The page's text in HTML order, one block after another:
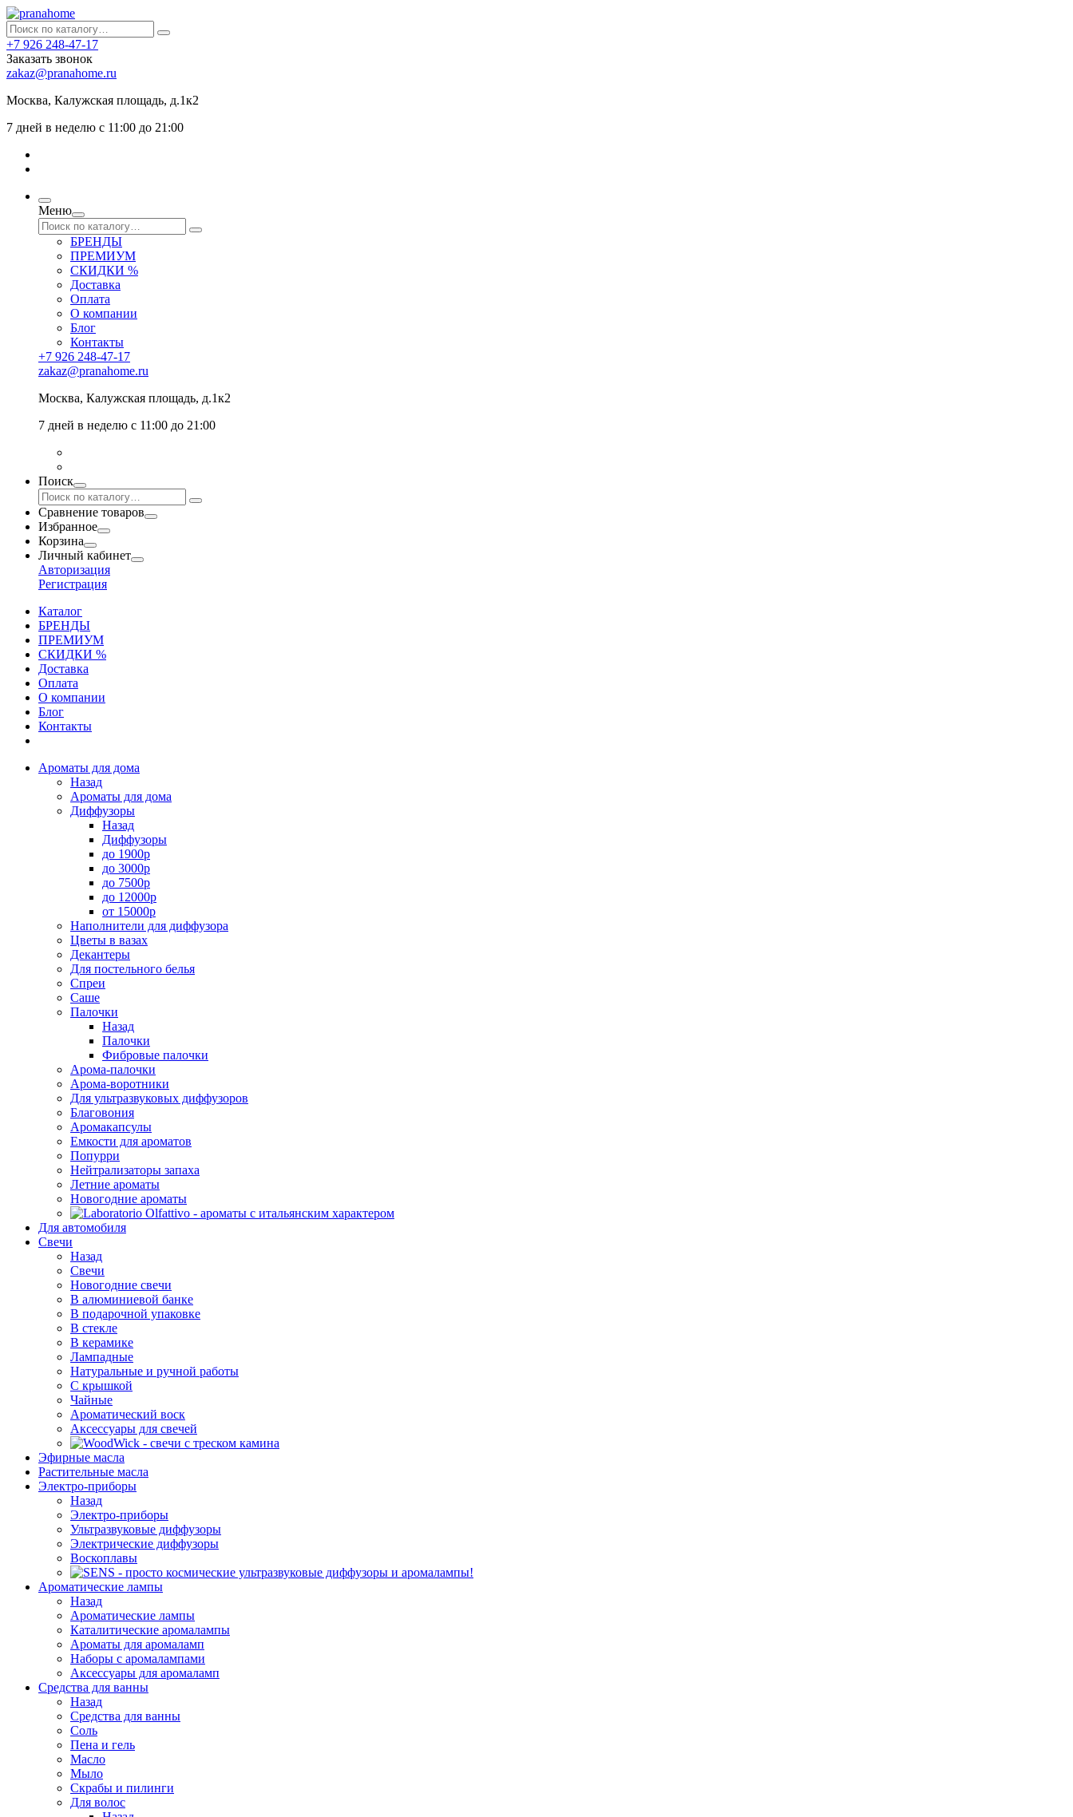
+7 926 248-47-17
Заказать звонок
zakaz@pranahome.ru
Москва, Калужская площадь, д.1к2
7 дней в неделю с 11:00 до 21:00
Меню
БРЕНДЫ
ПРЕМИУМ
СКИДКИ %
Доставка
Оплата
О компании
Блог
Контакты
+7 926 248-47-17
zakaz@pranahome.ru
Москва, Калужская площадь, д.1к2
7 дней в неделю с 11:00 до 21:00
Поиск
Сравнение товаров
Избранное
Корзина
Личный кабинет
Авторизация
Регистрация
Каталог
БРЕНДЫ
ПРЕМИУМ
СКИДКИ %
Доставка
Оплата
О компании
Блог
Контакты
Ароматы для дома
Назад
Ароматы для дома
Диффузоры
Назад
Диффузоры
до 1900р
до 3000р
до 7500р
до 12000р
от 15000р
Наполнители для диффузора
Цветы в вазах
Декантеры
Для постельного белья
Спреи
Саше
Палочки
Назад
Палочки
Фибровые палочки
Арома-палочки
Арома-воротники
Для ультразвуковых диффузоров
Благовония
Аромакапсулы
Емкости для ароматов
Попурри
Нейтрализаторы запаха
Летние ароматы
Новогодние ароматы
Для автомобиля
Свечи
Назад
Свечи
Новогодние свечи
В алюминиевой банке
В подарочной упаковке
В стекле
В керамике
Лампадные
Натуральные и ручной работы
С крышкой
Чайные
Ароматический воск
Аксессуары для свечей
Эфирные масла
Растительные масла
Электро-приборы
Назад
Электро-приборы
Ультразвуковые диффузоры
Электрические диффузоры
Воскоплавы
Ароматические лампы
Назад
Ароматические лампы
Каталитические аромалампы
Ароматы для аромаламп
Наборы с аромалампами
Аксессуары для аромаламп
Средства для ванны
Назад
Средства для ванны
Соль
Пена и гель
Масло
Мыло
Скрабы и пилинги
Для волос